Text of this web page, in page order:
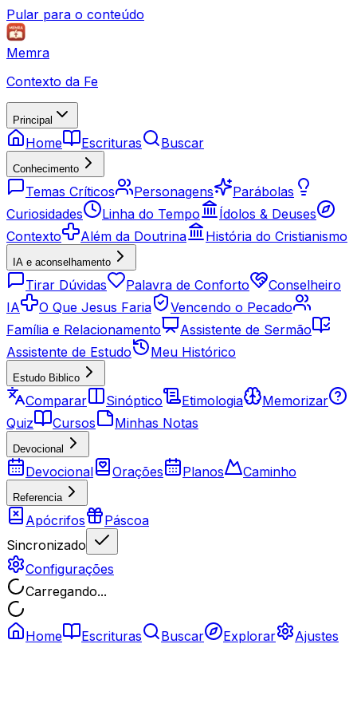
Pular para o conteúdo
Memra
Contexto da Fe
Principal
Home Escrituras Buscar
Conhecimento
Temas Críticos Personagens
Parábolas
Curiosidades
Linha do Tempo
Ídolos & Deuses
Contexto
Além da Doutrina História do Cristianismo
IA e aconselhamento
Tirar Dúvidas Palavra de Conforto
Conselheiro
IA
O Que Jesus Faria
Vencendo o Pecado
Família e Relacionamento
Assistente de Sermão
Assistente de Estudo
Meu Histórico
Estudo Biblico
Comparar Sinóptico Etimologia
Memorizar
Quiz
Cursos Minhas Notas
Devocional
Devocional Orações Planos Caminho
Referencia
Apócrifos
Páscoa
Sincronizado
Configurações
Carregando...
Home Escrituras Buscar Explorar Ajustes